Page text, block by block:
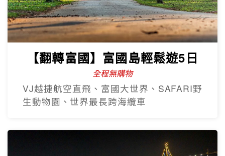
VJ越捷航空直飛、富國大世界、SAFARI野
生動物園、世界最長跨海纜車